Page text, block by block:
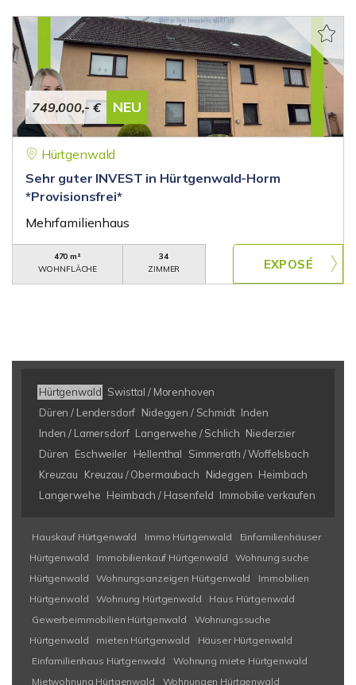
749.000,- € NEU
Hürtgenwald
Sehr guter INVEST in Hürtgenwald-Horm
*Provisionsfrei*
Mehrfamilienhaus
470 m²
WOHNFLÄCHE
34
ZIMMER
Hürtgenwald Swisttal / Morenhoven
Düren / Lendersdorf Nideggen / Schmidt Inden
Inden / Lamersdorf Langerwehe / Schlich Niederzier
Düren
Eschweiler Hellenthal
Simmerath / Woffelsbach
Kreuzau
Kreuzau / Obermaubach Nideggen Heimbach
Langerwehe Heimbach / Hasenfeld Immobilie verkaufen
Hauskauf Hürtgenwald Immo Hürtgenwald
Einfamilienhäuser
Hürtgenwald
Immobilienkauf Hürtgenwald
Wohnung suche
Hürtgenwald
Wohnungsanzeigen Hürtgenwald
Immobilien
Hürtgenwald
Wohnung Hürtgenwald
Haus Hürtgenwald
Gewerbeimmobilien Hürtgenwald
Wohnungssuche
Hürtgenwald
mieten Hürtgenwald
Häuser Hürtgenwald
Einfamilienhaus Hürtgenwald
Wohnung miete Hürtgenwald
Mietwohnung Hürtgenwald
Wohnungen Hürtgenwald